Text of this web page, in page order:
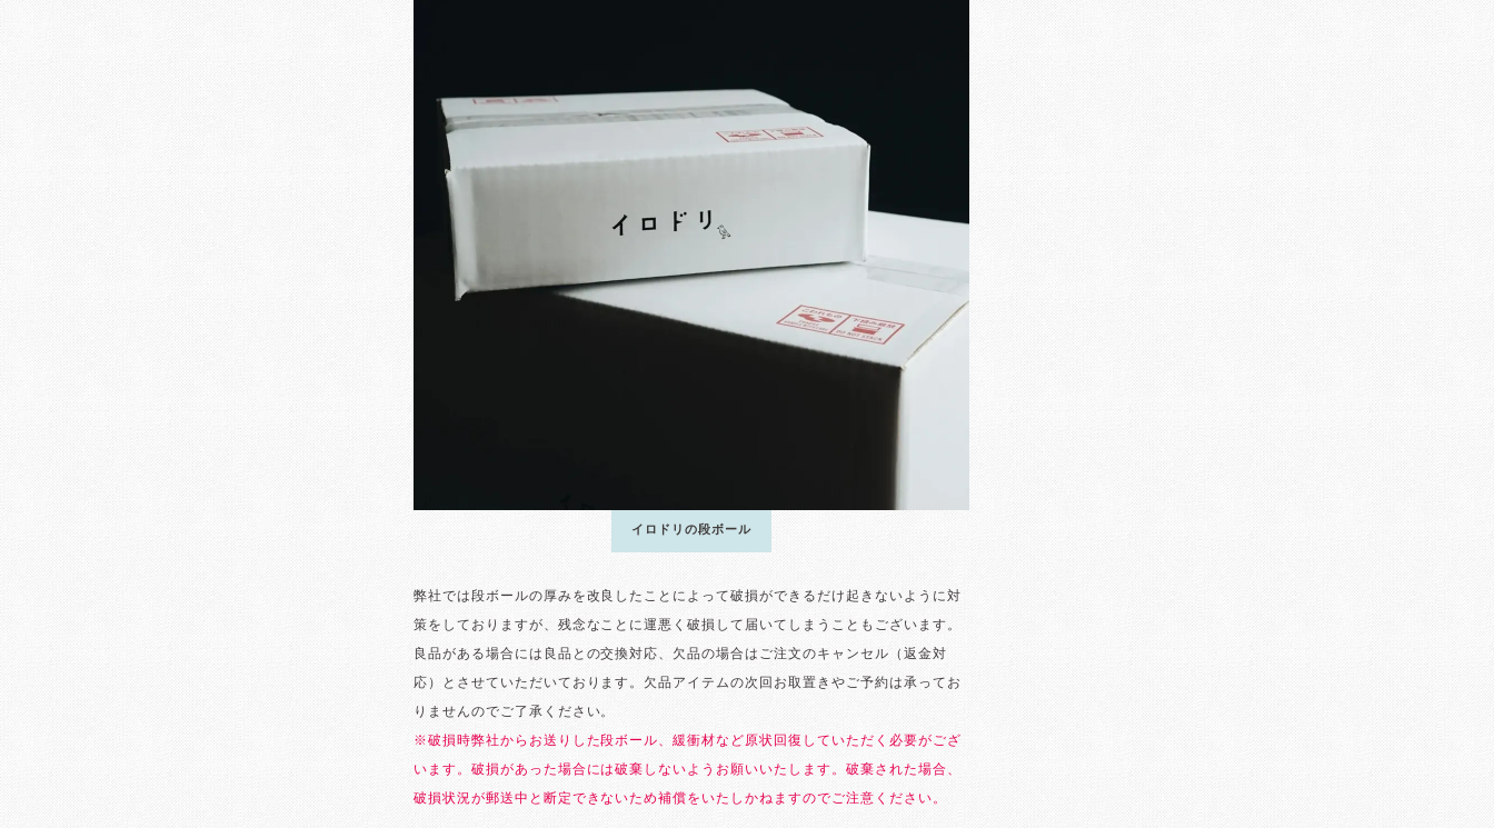
イロドリの段ボール
弊社では段ボールの厚みを改良したことによって破損ができるだけ起きないように対
策をしておりますが、残念なことに運悪く破損して届いてしまうこともございます。
良品がある場合には良品との交換対応、欠品の場合はご注文のキャンセル（返金対
応）とさせていただいております。欠品アイテムの次回お取置きやご予約は承ってお
りませんのでご了承ください。
※破損時弊社からお送りした段ボール、緩衝材など原状回復していただく必要がござ
います。破損があった場合には破棄しないようお願いいたします。破棄された場合、
破損状況が郵送中と断定できないため補償をいたしかねますのでご注意ください。